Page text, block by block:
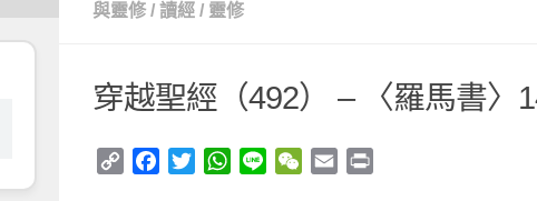
與靈修 / 讀經 / 靈修
穿越聖經（492） – 〈羅馬書〉
Copy
Facebook
TwitterWhatsApp
Line WeChat
Email